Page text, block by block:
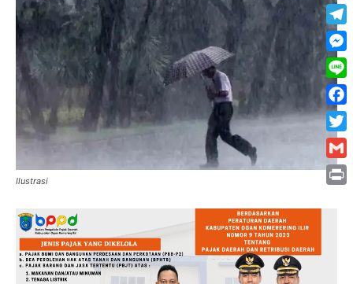
Ilustrasi
Line